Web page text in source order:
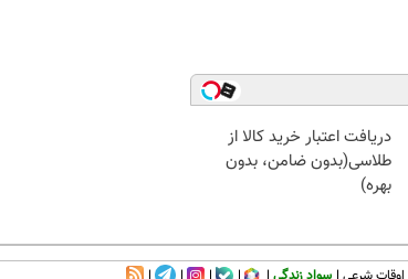
دریافت اعتبار خرید کالا از
طلاسی(بدون ضامن، بدون
بهره)